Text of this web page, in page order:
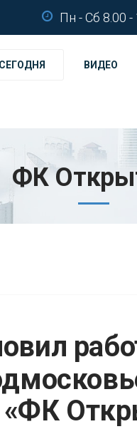
Пн - Сб 8.00 -
СЕГОДНЯ ВИДЕО
ФК
«ФК